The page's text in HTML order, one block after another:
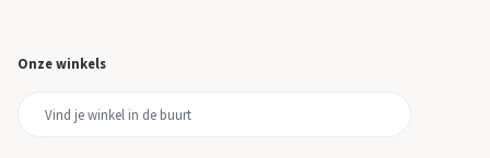
Onze winkels